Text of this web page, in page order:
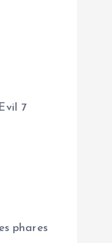
7
phares